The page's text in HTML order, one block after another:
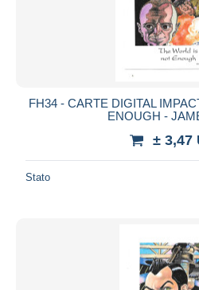
FH34 - CARTE DIGITAL
ENOUGH -
± 3,47
Stato